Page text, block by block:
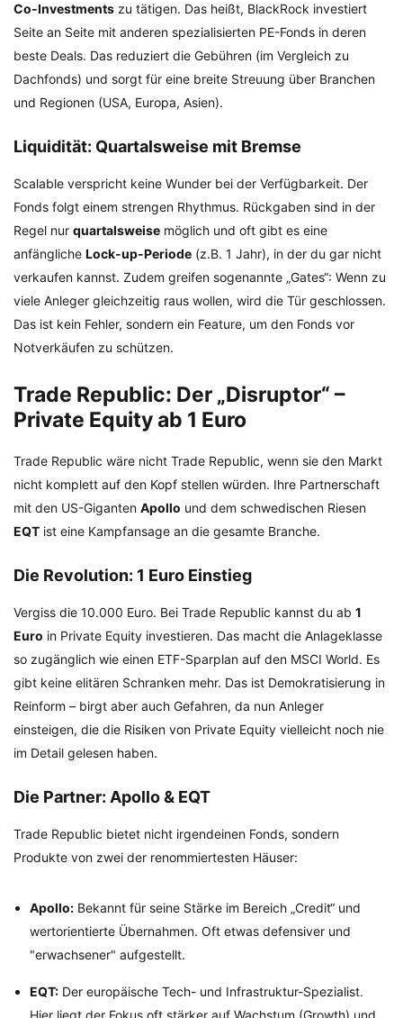
Co-Investments zu tätigen. Das heißt, BlackRock investiert
Seite an Seite mit anderen spezialisierten PE-Fonds in deren
beste Deals. Das reduziert die Gebühren (im Vergleich zu
Dachfonds) und sorgt für eine breite Streuung über Branchen
und Regionen (USA, Europa, Asien).
Liquidität: Quartalsweise mit Bremse
Scalable verspricht keine Wunder bei der Verfügbarkeit. Der
Fonds folgt einem strengen Rhythmus. Rückgaben sind in der
Regel nur quartalsweise möglich und oft gibt es eine
anfängliche Lock-up-Periode (z.B. 1 Jahr), in der du gar nicht
verkaufen kannst. Zudem greifen sogenannte „Gates“: Wenn zu
viele Anleger gleichzeitig raus wollen, wird die Tür geschlossen.
Das ist kein Fehler, sondern ein Feature, um den Fonds vor
Notverkäufen zu schützen.
Trade Republic: Der „Disruptor“ –
Private Equity ab 1 Euro
Trade Republic wäre nicht Trade Republic, wenn sie den Markt
nicht komplett auf den Kopf stellen würden. Ihre Partnerschaft
mit den US-Giganten Apollo und dem schwedischen Riesen
EQT ist eine Kampfansage an die gesamte Branche.
Die Revolution: 1 Euro Einstieg
Vergiss die 10.000 Euro. Bei Trade Republic kannst du ab 1
Euro in Private Equity investieren. Das macht die Anlageklasse
so zugänglich wie einen ETF-Sparplan auf den MSCI World. Es
gibt keine elitären Schranken mehr. Das ist Demokratisierung in
Reinform – birgt aber auch Gefahren, da nun Anleger
einsteigen, die die Risiken von Private Equity vielleicht noch nie
im Detail gelesen haben.
Die Partner: Apollo & EQT
Trade Republic bietet nicht irgendeinen Fonds, sondern
Produkte von zwei der renommiertesten Häuser:
Apollo: Bekannt für seine Stärke im Bereich „Credit“ und
wertorientierte Übernahmen. Oft etwas defensiver und
"erwachsener" aufgestellt.
EQT: Der europäische Tech- und Infrastruktur-Spezialist.